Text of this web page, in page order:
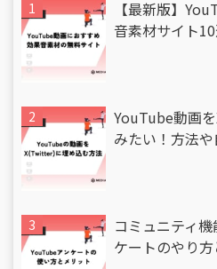
【最新版】
音素材サイト
YouTube動画
みたい！方法
コミュニティ
ケートのやり